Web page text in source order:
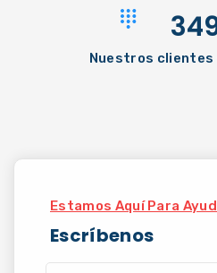
Nuestros
Estamos Aquí Para
Escríbenos